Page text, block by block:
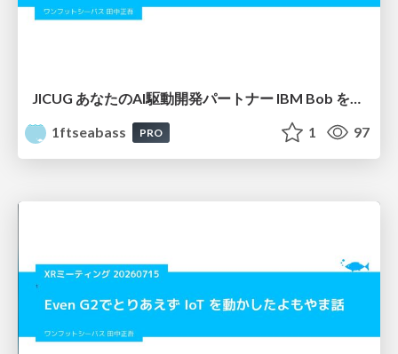
1ftseabass
PRO 1 97